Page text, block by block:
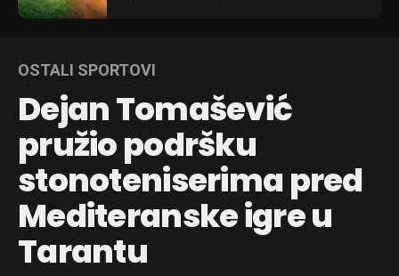
OSTALI SPORTOVI
Dejan Tomašević
pružio podršku
stonoteniserima pred
Mediteranske igre u
Tarantu